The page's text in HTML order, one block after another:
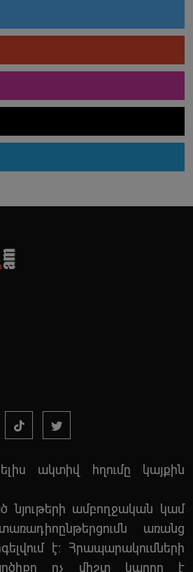
ակտիվ հղումը կայքին
նյութերի ամբողջական կամ
առանց
է: Հրապարակումների
ոչ միշտ կարող է